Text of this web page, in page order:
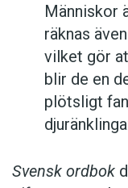
Människor
räknas
vilket gör
blir de en
plötsligt
Svensk ordbok